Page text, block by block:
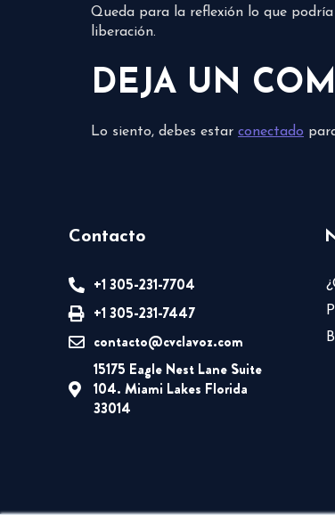
Queda para la reflexión lo que
liberación.
DEJA UN
Lo siento, debes estar conectado
Contacto
+1 305-231-7704
+1 305-231-7447
contacto@cvclavoz.com
15175 Eagle Nest Lane Suite
104. Miami Lakes Florida
33014